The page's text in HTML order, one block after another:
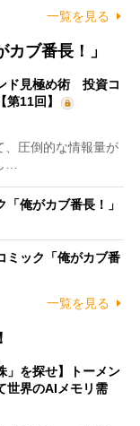
一覧を見る
ブ番長！」
ド見極め術 投資コ
11回】
圧倒的な情報量が
…
俺がカブ番長！」
ック「俺がカブ番
一覧を見る
」を探せ】トーメン
世界のAIメモリ需